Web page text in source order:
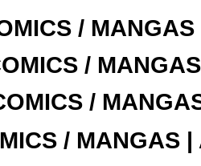
/
/
/
/ MANGAS |